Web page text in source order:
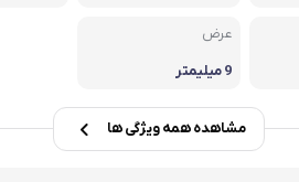
عرض
9 میلیمتر
مشاهده همه ویژگی ها